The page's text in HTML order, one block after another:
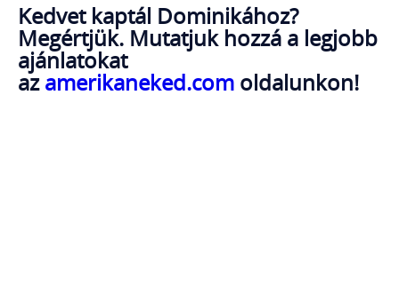
Kedvet kaptál Dominikához?
Megértjük. Mutatjuk hozzá a legjobb
ajánlatokat
azamerikaneked.com oldalunkon!